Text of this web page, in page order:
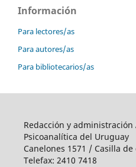
Información
Para lectores/as
Para autores/as
Para bibliotecarios/as
Redacción y administración
Psicoanalítica del Uruguay
Canelones 1571 / Casilla de
Telefax: 2410 7418